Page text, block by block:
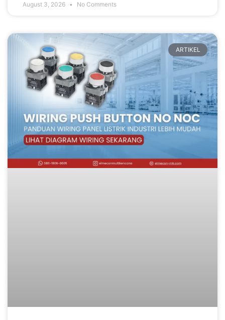
August 3, 2026 No Comments
ARTIKEL